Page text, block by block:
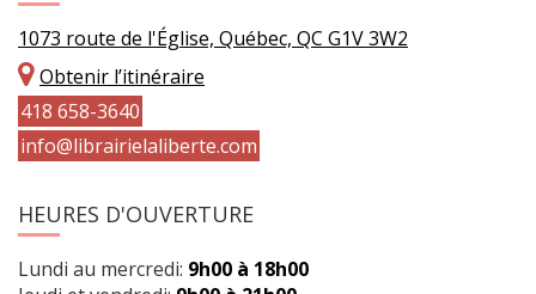
1073 route de l'Église, Québec, QC G1V 3W2
Obtenir l’itinéraire
418 658-3640
info@librairielaliberte.com
HEURES D'OUVERTURE
Lundi au mercredi: 9h00 à 18h00